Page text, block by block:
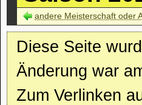
andere Meisterschaft oder
Diese Seite
Änderung war
Zum Verlinken